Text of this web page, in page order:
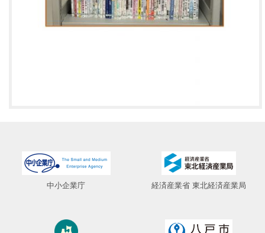
中小企業庁 経済産業省 東北経済産業局